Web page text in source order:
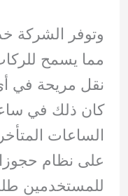
وتوفر الشركة
مما يسمح
نقل مريحة في
كان ذلك في
الساعات
على نظام
للمستخدمين